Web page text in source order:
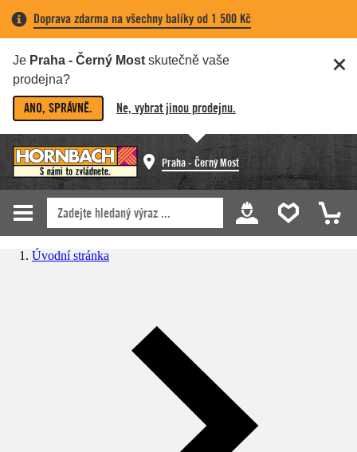
Doprava zdarma na všechny balíky od 1 500 Kč
Je Praha - Černý Most skutečně vaše
prodejna?
ANO, SPRÁVNĚ. Ne, vybrat jinou prodejnu.
Praha - Černý Most
Úvodní stránka